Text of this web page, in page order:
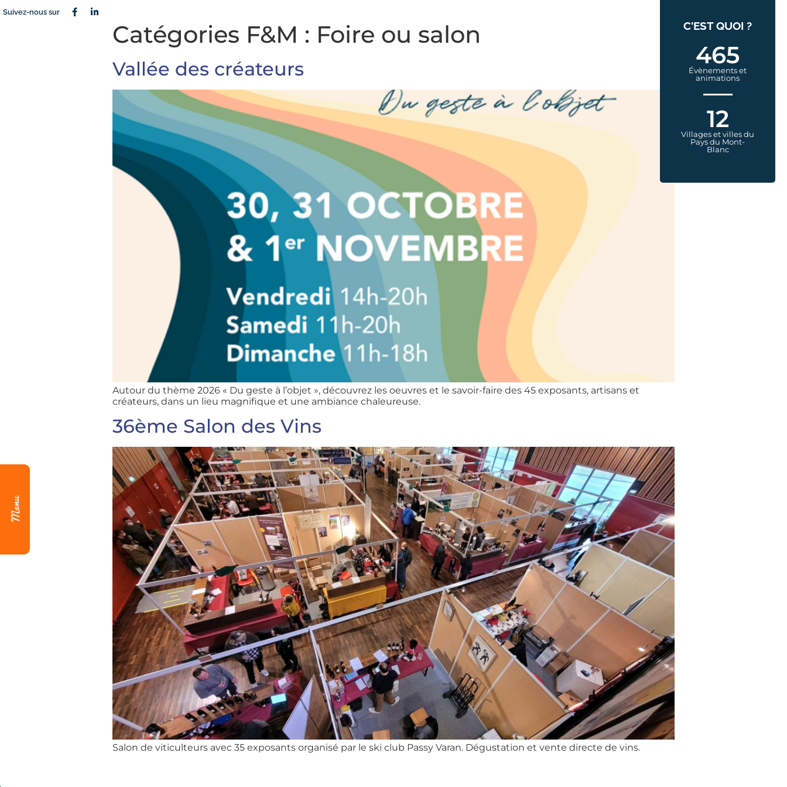
Suivez-nous sur
C'EST QUOI ?
465
Évènements et
animations
12
Villages et villes du
Pays du Mont-
Blanc
Catégories F&M : Foire ou salon
Vallée des créateurs
Autour du thème 2026 « Du geste à l’objet », découvrez les oeuvres et le savoir-faire des 45 exposants, artisans et
créateurs, dans un lieu magnifique et une ambiance chaleureuse.
36ème Salon des Vins
Salon de viticulteurs avec 35 exposants organisé par le ski club Passy Varan. Dégustation et vente directe de vins.